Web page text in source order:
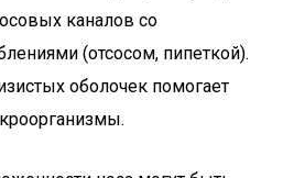
каналов со
(отсосом, пипеткой).
оболочек помогает